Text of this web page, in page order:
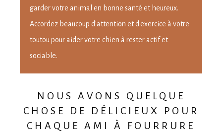
garder votre animal en bonne santé et heureux.
Accordez beaucoup d'attention et d'exercice à votre
toutou pour aider votre chien à rester actif et
sociable.
NOUS AVONS QUELQUE
CHOSE DE DÉLICIEUX POUR
CHAQUE AMI À FOURRURE